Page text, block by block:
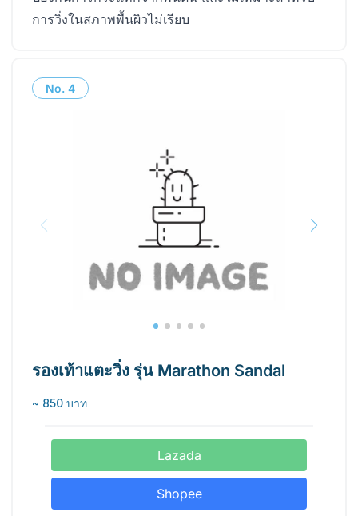
การวิ่งในสภาพพื้นผิวไม่เรียบ
No. 4
รองเท้าแตะวิ่ง รุ่น Marathon Sandal
~ 850 บาท
Lazada
Shopee